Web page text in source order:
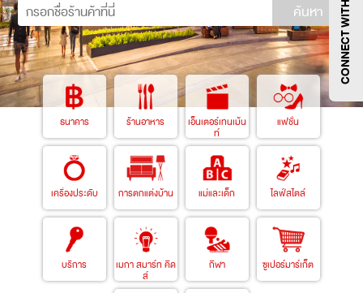
แฟชั่น@Megabangna
CONNECT WITH US
ค้นหา
ธนาคาร ร้านอาหาร เอ็นเตอร์เทนเม้น
ท์
แฟชั่น
เครื่องประดับ การตกแต่งบ้าน แม่และเด็ก ไลฟ์สไตล์
บริการ เมกา สมาร์ท คิด
ส์
กีฬา ซูเปอร์มาร์เก็ต